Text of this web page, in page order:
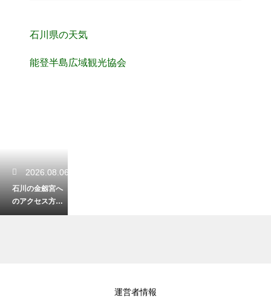
石川県の天気
能登半島広域観光協会
2026.08.06
石川の金劔宮へ
のアクセス方
法！車や電車で
運営者情報